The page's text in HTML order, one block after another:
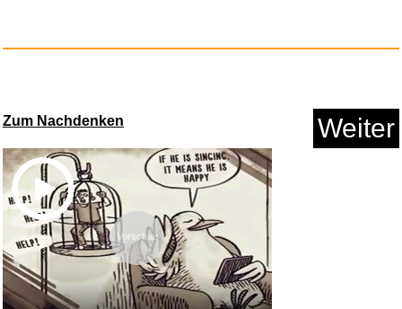
West Side Story - Limitiertes ...
Zum Nachdenken Weiter
Vorschau